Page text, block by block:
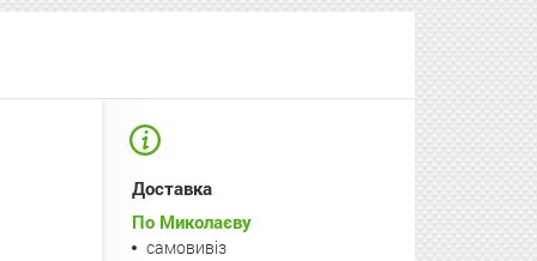
Доставка
По Миколаєву
самовивіз